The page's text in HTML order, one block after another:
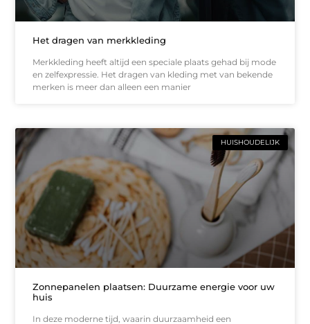
Het dragen van merkkleding
Merkkleding heeft altijd een speciale plaats gehad bij mode
en zelfexpressie. Het dragen van kleding met van bekende
merken is meer dan alleen een manier
HUISHOUDELIJK
Zonnepanelen plaatsen: Duurzame energie voor uw
huis
In deze moderne tijd, waarin duurzaamheid een